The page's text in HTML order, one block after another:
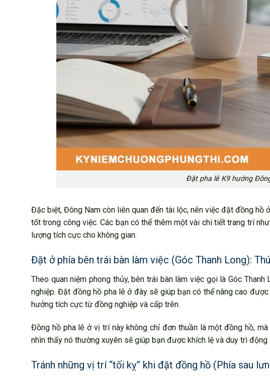
Đặt pha lê K9 hướng
Đặc biệt, Đông Nam còn liên quan đến tài lộc, nên việc đặt đồng hồ
tốt trong công việc. Các bạn có thể thêm một vài chi tiết trang trí
lượng tích cực cho không gian.
Đặt ở phía bên trái bàn làm việc (Góc Thanh Long):
Theo quan niệm phong thủy, bên trái bàn làm việc gọi là Góc
nghiệp. Đặt đồng hồ pha lê ở đây sẽ giúp bạn có thể nâng cao
hưởng tích cực từ đồng nghiệp và cấp trên.
Đồng hồ pha lê ở vị trí này không chỉ đơn thuần là một đồng hồ,
nhìn thấy nó thường xuyên sẽ giúp bạn được khích lệ và duy trì
Tránh những vị trí “tối kỵ” khi đặt đồng hồ (Phía sau